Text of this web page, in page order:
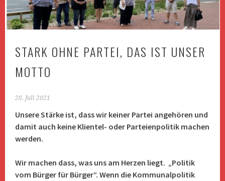
STARK OHNE PARTEI, DAS IST UNSER
MOTTO
28. Juli 2021
Unsere Stärke ist, dass wir keiner Partei angehören und
damit auch keine Klientel- oder Parteienpolitik machen
werden.
Wir machen dass, was uns am Herzen liegt. „Politik
vom Bürger für Bürger“. Wenn die Kommunalpolitik